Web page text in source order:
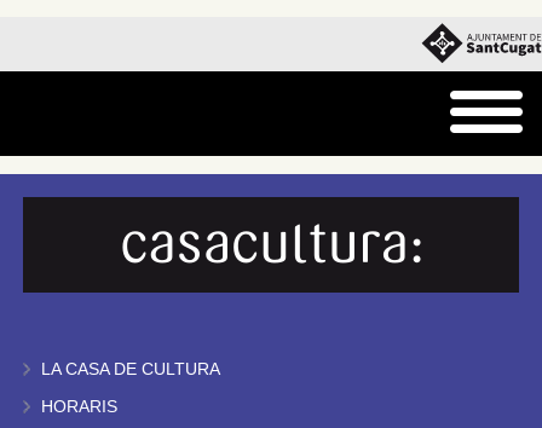
LA CASA DE CULTURA
HORARIS